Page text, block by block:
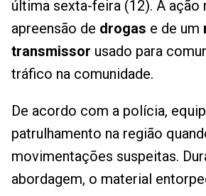
última sexta-feira (12). A ação
apreensão de drogas e de um
transmissor usado para
tráfico na comunidade.
De acordo com a polícia,
patrulhamento na região
movimentações suspeitas.
abordagem, o material